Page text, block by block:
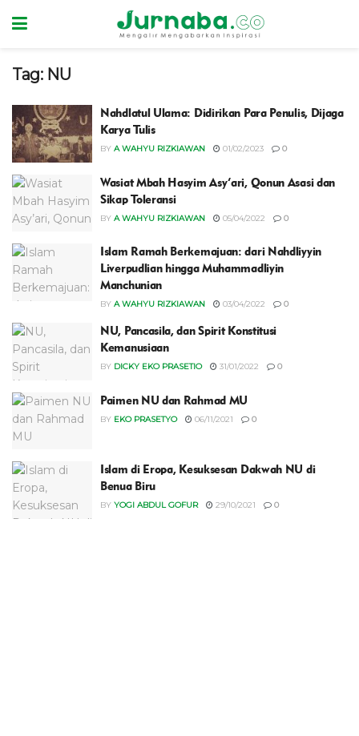
Tag: NU
Nahdlatul Ulama: Didirikan Para Penulis, Dijaga
Karya Tulis
BY A WAHYU RIZKIAWAN 01/02/2023 0
Wasiat Mbah Hasyim Asy’ari, Qonun Asasi dan
Sikap Toleransi
BY A WAHYU RIZKIAWAN 05/04/2022 0
Islam Ramah Berkemajuan: dari Nahdliyyin
Liverpudlian hingga Muhammadliyin
Manchunian
BY A WAHYU RIZKIAWAN 03/04/2022 0
NU, Pancasila, dan Spirit Konstitusi
Kemanusiaan
BY DICKY EKO PRASETIO 31/01/2022 0
Paimen NU dan Rahmad MU
BY EKO PRASETYO 06/11/2021 0
Islam di Eropa, Kesuksesan Dakwah NU di
Benua Biru
BY YOGI ABDUL GOFUR 29/10/2021 0